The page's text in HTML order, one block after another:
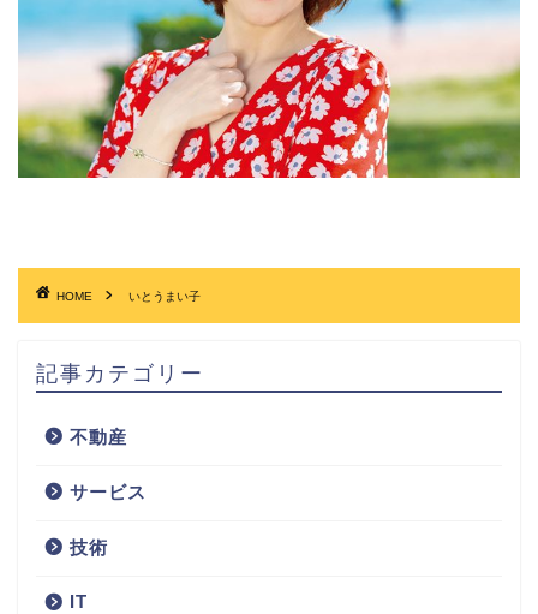
HOME いとうまい子
記事カテゴリー
不動産
サービス
技術
IT